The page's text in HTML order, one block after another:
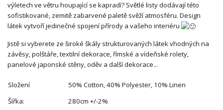
výletech ve větru houpající se kapradí? Světlé listy dodávají této
sofistikované, zemitě zabarvené paletě svěží atmosféru. Design
látek vytvoří jedinečné spojení přírody a vašeho interiéru
Jistě si vyberete ze široké škály strukturovaných látek vhodných na
závěsy, polštáře, textilní dekorace, římské a vídeňské rolety,
panelové japonské stěny, oděv a další dekorace...
Složení
50% Cotton, 40% Polyester, 10% Linen
Šířka:
280cm +/-2%